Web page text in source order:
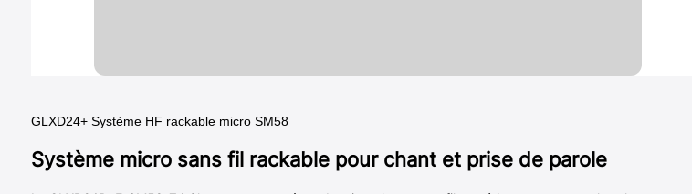
GLXD24+ Système HF rackable micro SM58
Système micro sans fil rackable pour chant et prise de parole